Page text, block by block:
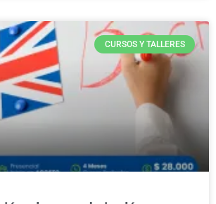
CURSOS Y TALLERES